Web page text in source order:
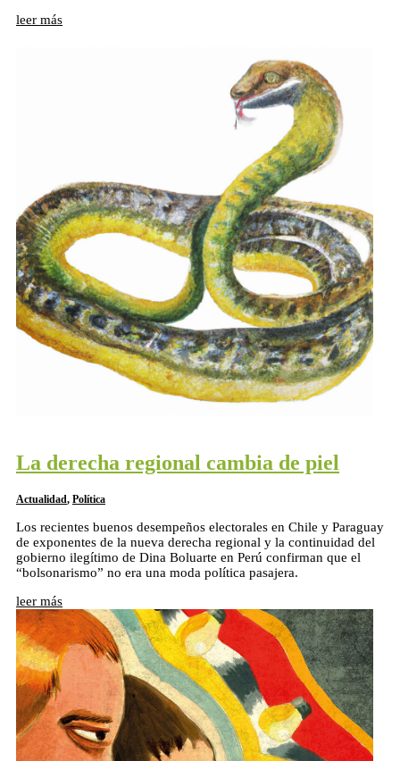
leer más
La derecha regional cambia de piel
Actualidad, Política
Los recientes buenos desempeños electorales en Chile y Paraguay
de exponentes de la nueva derecha regional y la continuidad del
gobierno ilegítimo de Dina Boluarte en Perú confirman que el
“bolsonarismo” no era una moda política pasajera.
leer más